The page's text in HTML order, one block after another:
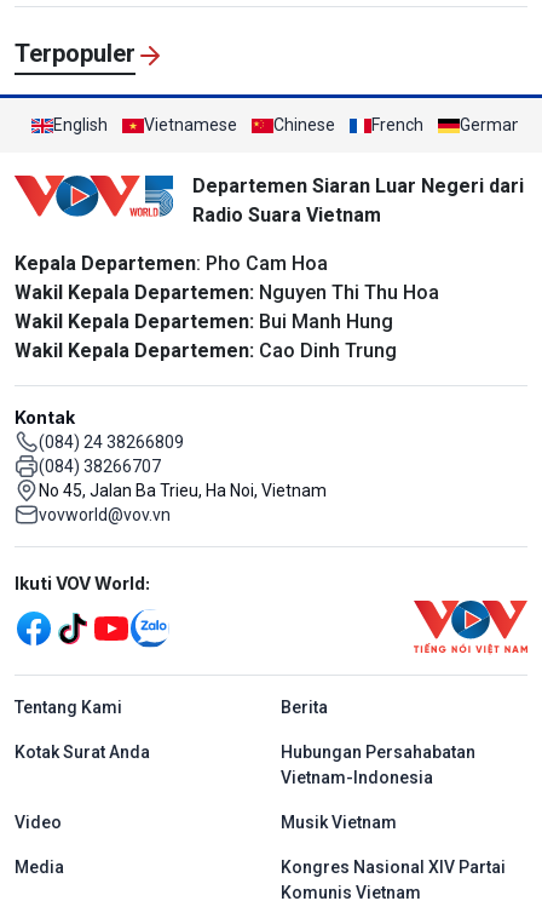
Terpopuler
English Vietnamese Chinese French German
Departemen Siaran Luar Negeri dari
Radio Suara Vietnam
Kepala Departemen: Pho Cam Hoa
Wakil Kepala Departemen: Nguyen Thi Thu Hoa
Wakil Kepala Departemen: Bui Manh Hung
Wakil Kepala Departemen: Cao Dinh Trung
Kontak
(084) 24 38266809
(084) 38266707
No 45, Jalan Ba Trieu, Ha Noi, Vietnam
vovworld@vov.vn
Mạng xã hội
Ikuti VOV World:
menu footer tiếng Indo
Tentang Kami Berita
Kotak Surat Anda
Hubungan Persahabatan
Vietnam-Indonesia
Video Musik Vietnam
Media
Kongres Nasional XIV Partai
Komunis Vietnam